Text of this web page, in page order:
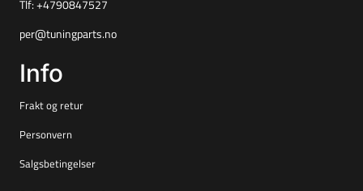
Tlf: +4790847527
per@tuningparts.no
Info
Frakt og retur
Personvern
Salgsbetingelser